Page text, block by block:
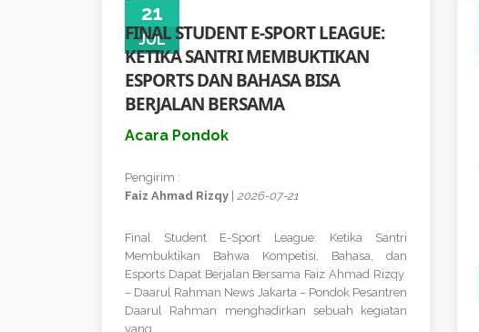
21
JUL
FINAL STUDENT E-SPORT LEAGUE:
KETIKA SANTRI MEMBUKTIKAN
ESPORTS DAN BAHASA BISA
BERJALAN BERSAMA
Acara Pondok
Pengirim :
Faiz Ahmad Rizqy 2026-07-21
Final Student E-Sport League: Ketika Santri
Membuktikan Bahwa Kompetisi, Bahasa, dan
Esports Dapat Berjalan Bersama Faiz Ahmad Rizqy
– Daarul Rahman News Jakarta – Pondok Pesantren
Daarul Rahman menghadirkan sebuah kegiatan
yang...